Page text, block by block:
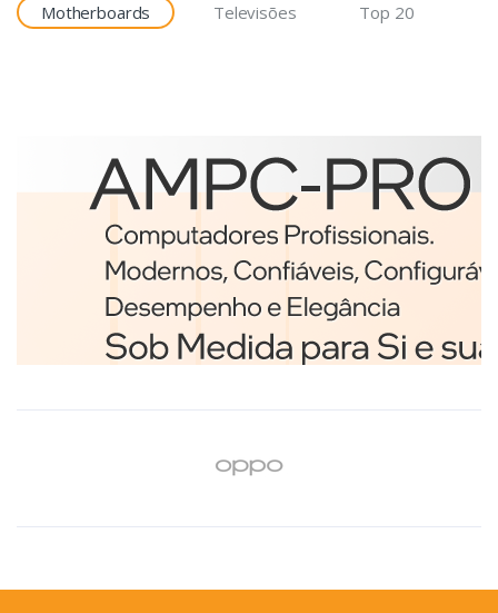
Motherboards Televisões Top 20
Etiquetas
Brother BCS-1J074102-121
etiqueta para impressão
Branco
€98,75